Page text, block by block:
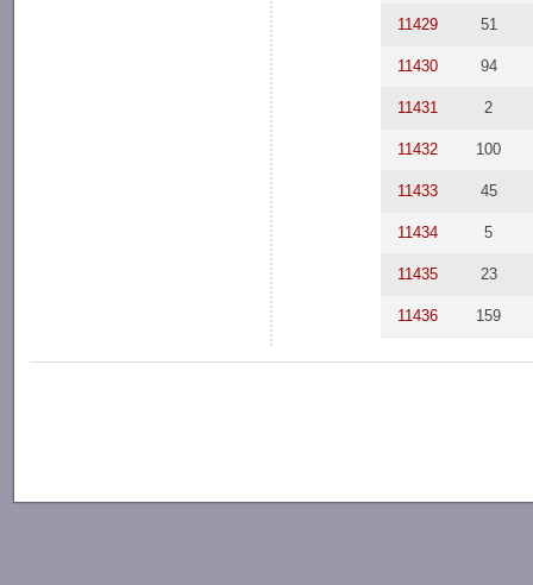
11429 51
11430 94
11431 2
11432 100
11433 45
11434 5
11435 23
11436 159